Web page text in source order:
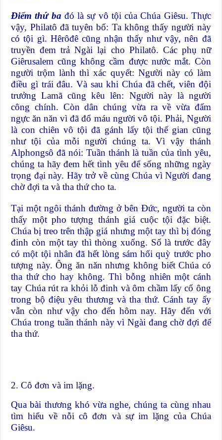
Điểm thứ ba đó là sự vô tội của Chúa Giêsu. Thực
vậy, Philatô đã tuyên bố: Ta không thấy người này
có tội gì. Hêrôđê cũng nhận thấy như vậy, nên đã
truyền đem trả Ngài lại cho Philatô. Các phụ nữ
Giêrusalem cũng không cầm được nước mắt. Còn
người trộm lành thì xác quyết: Người này có làm
điều gì trái đâu. Và sau khi Chúa đã chết, viên đội
trưởng Lamã cũng kêu lên: Người này là người
công chính. Còn dân chúng vừa ra về vừa đấm
ngực ăn năn vì đã đổ máu người vô tội. Phải, Người
là con chiên vô tội đã gánh lấy tội thế gian cũng
như tội của mỗi người chúng ta. Vì vậy thánh
Alphongsô đã nói: Tuần thánh là tuần của tình yêu,
chúng ta hãy đem hết tình yêu để sống những ngày
trọng đại này. Hãy trở về cùng Chúa vì Người đang
chờ đợi ta và tha thứ cho ta.
Tại một ngôi thánh đường ở bên Đức, người ta còn
thấy một pho tượng thánh giá cuộc tội đặc biệt.
Chúa bị treo trên thập giá nhưng một tay thì bị đóng
đinh còn một tay thì thòng xuống. Số là trước đây
có một tội nhân đã hết lòng sám hối quỳ trước pho
tượng này. Ông ăn năn nhưng không biết Chúa có
tha thứ cho hay không. Thì bỗng nhiên một cánh
tay Chúa rút ra khỏi lỗ đinh và ôm chầm lấy cổ ông
trong bộ điệu yêu thương và tha thứ. Cánh tay ấy
vẫn còn như vậy cho đến hôm nay. Hãy đến với
Chúa trong tuần thánh này vì Ngài đang chờ đợi để
tha thứ.
2. Cô đơn và im lặng.
Qua bài thương khó vừa nghe, chúng ta cùng nhau
tìm hiểu về nỗi cô đơn và sự im lặng của Chúa
Giêsu.